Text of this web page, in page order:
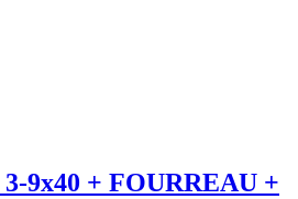
9x40 + FOURREAU +